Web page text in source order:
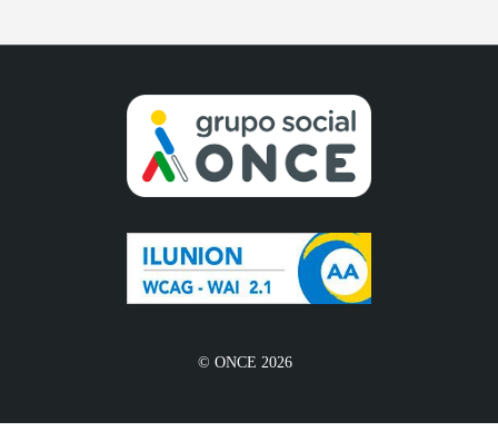
© ONCE 2026